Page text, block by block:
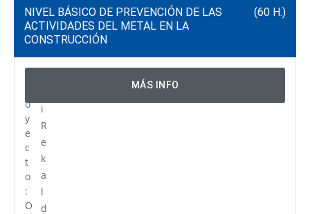
NIVEL BÁSICO DE PREVENCIÓN DE LAS
ACTIVIDADES DEL METAL EN LA
CONSTRUCCIÓN
(60 H.)
o
y
e
c
t
o
:
O
i
R
e
k
a
l
d
MÁS INFO